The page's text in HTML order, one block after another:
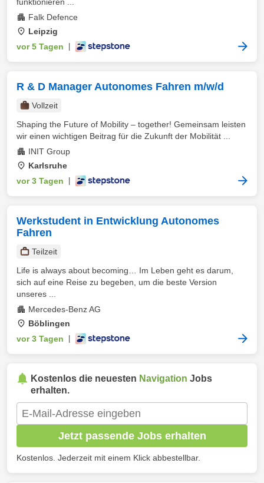
Falk Defence
Leipzig
vor 5 Tagen
R & D Manager Autonomes Fahren m/w/d
Vollzeit
Shaping the Future of Mobility – together! Gemeinsam leisten
wir einen wichtigen Beitrag für die Zukunft der Mobilität ...
INIT Group
Karlsruhe
vor 3 Tagen
Werkstudent in Entwicklung Autonomes
Fahren
Teilzeit
Life is always about becoming… Im Leben geht es darum,
sich auf eine Reise zu begeben, um die beste Version
unseres ...
Mercedes-Benz AG
Böblingen
vor 3 Tagen
Kostenlos die neuesten Navigation Jobs
erhalten.
Jetzt passende Jobs erhalten
Kostenlos. Jederzeit mit einem Klick abbestellbar.